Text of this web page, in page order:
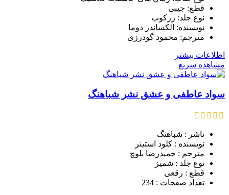
قطع: جیبی
نوع جلد: زرکوب
نویسنده: الکساندر دوما
مترجم: محمود گودرزی
اطلاعات بیشتر
مشاهده سریع
سواد عاطفی و عشق نشر شباهنگ
ناشر : شباهنگ
نویسنده : کلود استینر
مترجم : حمیدرضا بلوچ
نوع جلد : شمیز
قطع : رقعی
تعداد صفحات : 234